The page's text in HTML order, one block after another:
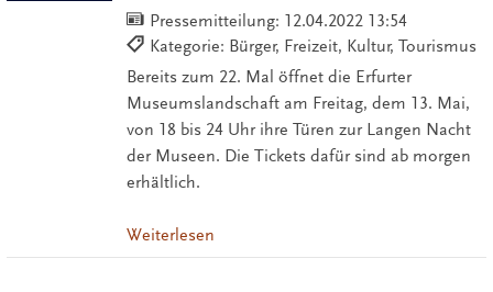
Pressemitteilung: 12.04.2022 13:54
Kategorie: Bürger, Freizeit, Kultur, Tourismus
Bereits zum 22. Mal öffnet die Erfurter
Museumslandschaft am Freitag, dem 13. Mai,
von 18 bis 24 Uhr ihre Türen zur Langen Nacht
der Museen. Die Tickets dafür sind ab morgen
erhältlich.
Weiterlesen